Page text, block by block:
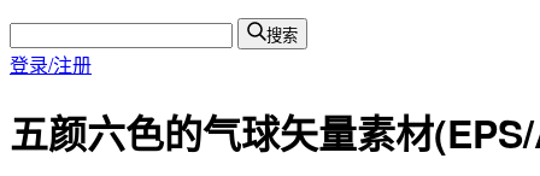
搜索
登录/注册
五颜六色的气球矢量素材